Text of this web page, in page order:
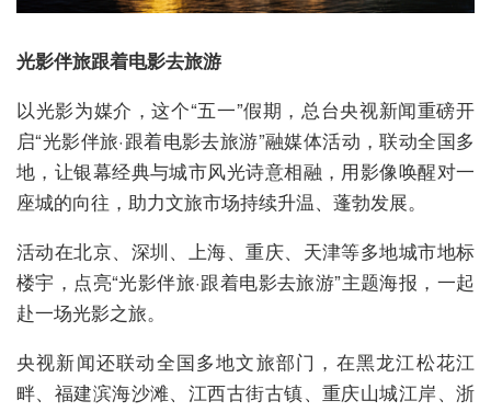
光影伴旅跟着电影去旅游
以光影为媒介，这个“五一”假期，总台央视新闻重磅开
启“光影伴旅·跟着电影去旅游”融媒体活动，联动全国多
地，让银幕经典与城市风光诗意相融，用影像唤醒对一
座城的向往，助力文旅市场持续升温、蓬勃发展。
活动在北京、深圳、上海、重庆、天津等多地城市地标
楼宇，点亮“光影伴旅·跟着电影去旅游”主题海报，一起
赴一场光影之旅。
央视新闻还联动全国多地文旅部门，在黑龙江松花江
畔、福建滨海沙滩、江西古街古镇、重庆山城江岸、浙